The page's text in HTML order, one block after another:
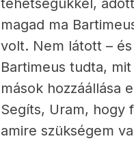
tehetségükkel,
magad ma
volt. Nem látott –
Bartimeus tudta,
mások hozzáállása
Segíts, Uram, hogy
amire szükségem